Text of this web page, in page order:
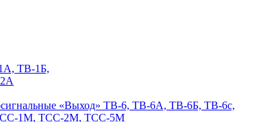
ТВ-1Б,
«Выход» ТВ-6, ТВ-6А, ТВ-6Б, ТВ-6с,
ТСС-1М, ТСС-2М, ТСС-5М